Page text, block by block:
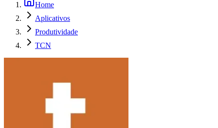
Home
Aplicativos
Produtividade
TCN